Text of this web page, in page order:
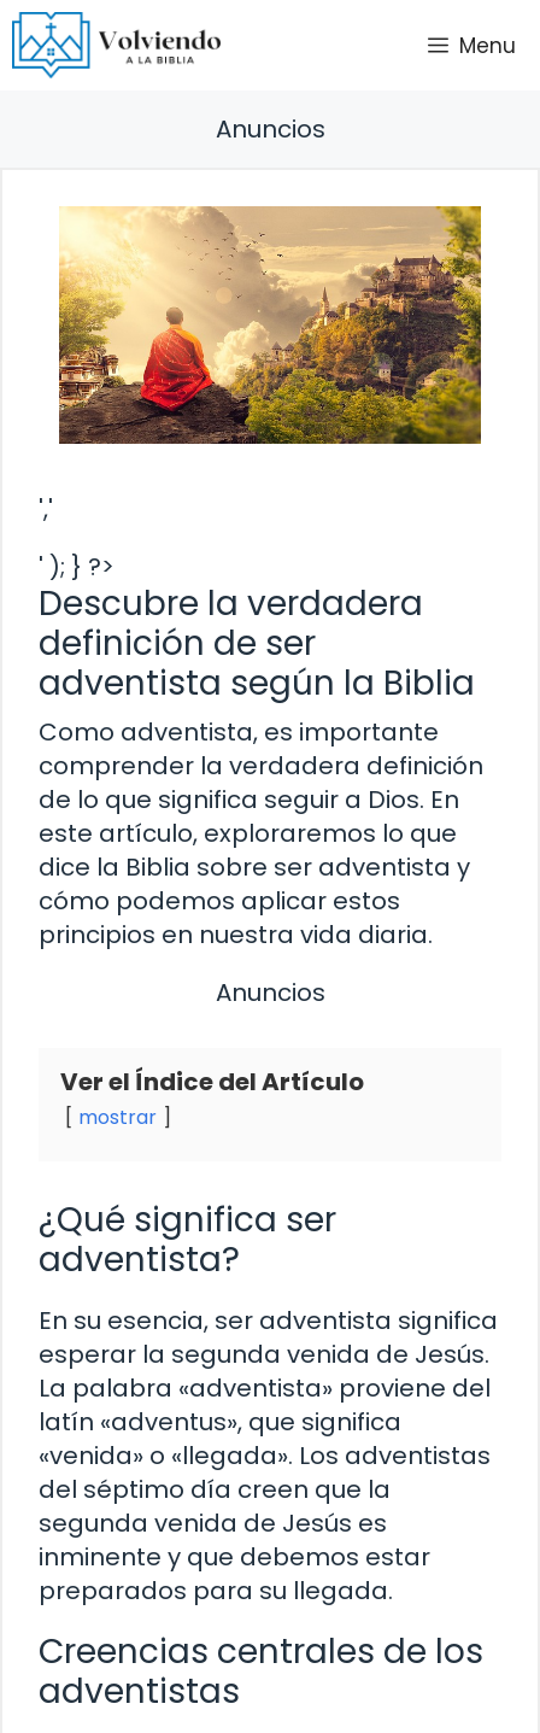
Saltar
al
contenido
Menu
Anuncios
','
' ); } ?>
Descubre la verdadera
definición de ser
adventista según la Biblia
Como adventista, es importante
comprender la verdadera definición
de lo que significa seguir a Dios. En
este artículo, exploraremos lo que
dice la Biblia sobre ser adventista y
cómo podemos aplicar estos
principios en nuestra vida diaria.
Anuncios
Ver el Índice del Artículo
mostrar
¿Qué significa ser
adventista?
En su esencia, ser adventista significa
esperar la segunda venida de Jesús.
La palabra «adventista» proviene del
latín «adventus», que significa
«venida» o «llegada». Los adventistas
del séptimo día creen que la
segunda venida de Jesús es
inminente y que debemos estar
preparados para su llegada.
Creencias centrales de los
adventistas